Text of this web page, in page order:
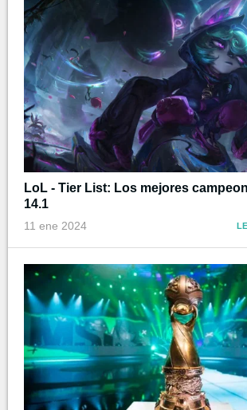
LoL - Tier List: Los mejores
14.1
11 ene 2024